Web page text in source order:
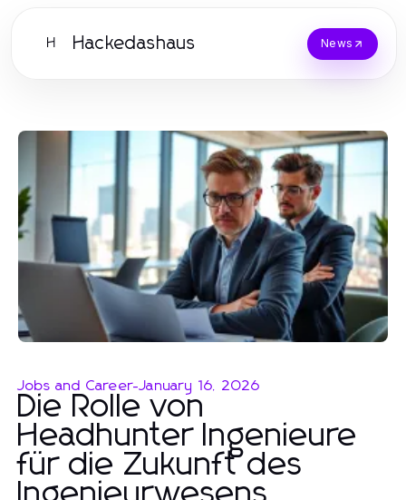
H Hackedashaus News
Jobs and Career-January 16, 2026
Die Rolle von
Headhunter Ingenieure
für die Zukunft des